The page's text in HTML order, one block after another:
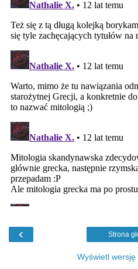
‹ Strona
Wyświetl